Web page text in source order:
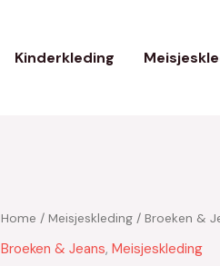
Kinderkleding
Home / Meisjeskleding / Broeken &
Broeken & Jeans, Meisjeskleding